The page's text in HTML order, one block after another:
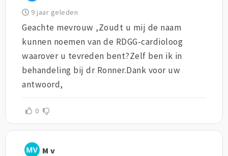
9 jaar geleden
Geachte mevrouw ,Zoudt u mij de naam
kunnen noemen van de RDGG-cardioloog
waarover u tevreden bent?Zelf ben ik in
behandeling bij dr Ronner.Dank voor uw
antwoord,
0
M v